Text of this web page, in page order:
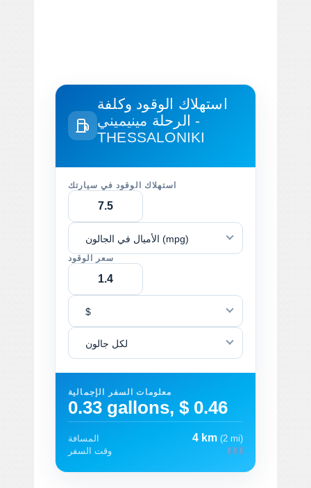
استهلاك الوقود وكلفة
الرحلة مينيميني -
THESSALONIKI
استهلاك الوقود في سيارتك
الأميال في الجالون (mpg)
سعر الوقود
$
لكل جالون
معلومات السفر الإجمالية
0.33 gallons, $ 0.46
المسافة 4 km (2 mi)
وقت السفر